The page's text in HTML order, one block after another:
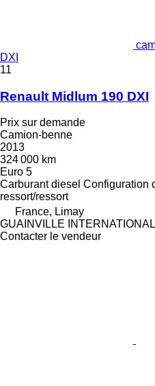
DXI
11
Renault Midlum 190 DXI
Prix sur demande
Camion-benne
2013
324 000 km
Euro 5
Carburant diesel Configuration
ressort/ressort
France, Limay
GUAINVILLE INTERNATIONAL
Contacter le vendeur